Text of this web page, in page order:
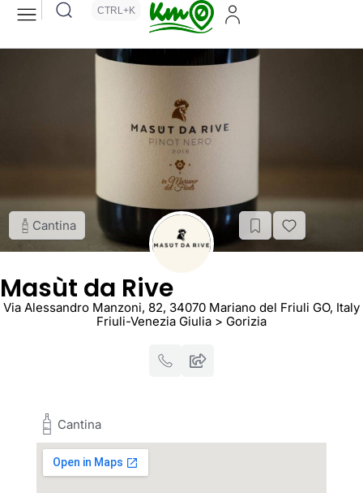
CTRL+K
Cantina
Masùt da Rive
Via Alessandro Manzoni, 82, 34070 Mariano del Friuli GO, Italy
Friuli-Venezia Giulia > Gorizia
Cantina